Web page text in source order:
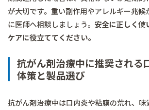
が大切です。重い副作用やアレルギー兆候
に医師へ相談しましょう。 安全に正しく使
ケアに役立ててください。
抗がん剤治療中に推奨される
体策と製品選び
抗がん剤治療中は口内炎や粘膜の荒れ、味